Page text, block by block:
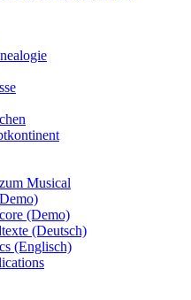
Musical
(Demo)
(Deutsch)
(Englisch)